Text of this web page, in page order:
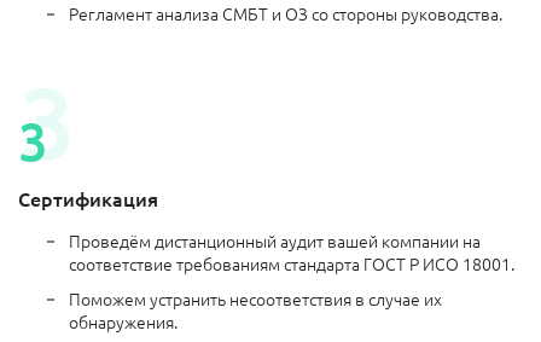
Регламент анализа СМБТ и ОЗ со стороны руководства.
Сертификация
Проведём дистанционный аудит вашей компании на
соответствие требованиям стандарта ГОСТ Р ИСО 18001.
Поможем устранить несоответствия в случае их
обнаружения.